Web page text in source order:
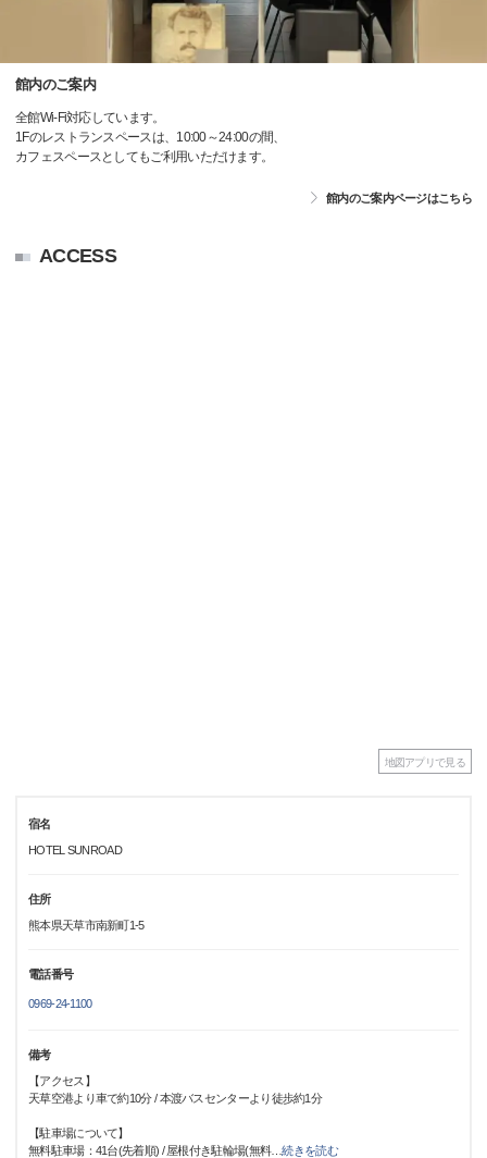
館内のご案内
全館Wi-Fi対応しています。
1Fのレストランスペースは、10:00～24:00の間、
カフェスペースとしてもご利用いただけます。
館内のご案内ページはこちら
ACCESS
地図アプリで見る
宿名
HOTEL SUNROAD
住所
熊本県天草市南新町1-5
電話番号
0969-24-1100
備考
【アクセス】
天草空港より車で約10分 / 本渡バスセンターより徒歩約1分
【駐車場について】
無料駐車場：41台(先着順) / 屋根付き駐輪場(無料…続きを読む